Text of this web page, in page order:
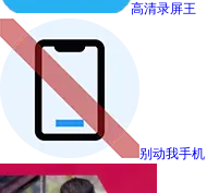
高清录屏王
别动我手机